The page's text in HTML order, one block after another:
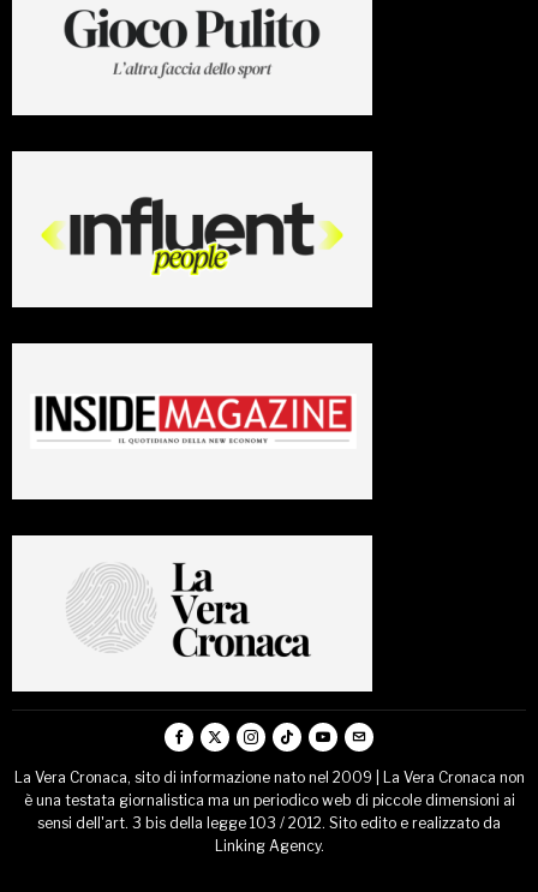
La Vera Cronaca, sito di informazione nato nel 2009 | La Vera Cronaca non
è una testata giornalistica ma un periodico web di piccole dimensioni ai
sensi dell'art. 3 bis della legge 103 / 2012. Sito edito e realizzato da
Linking Agency.